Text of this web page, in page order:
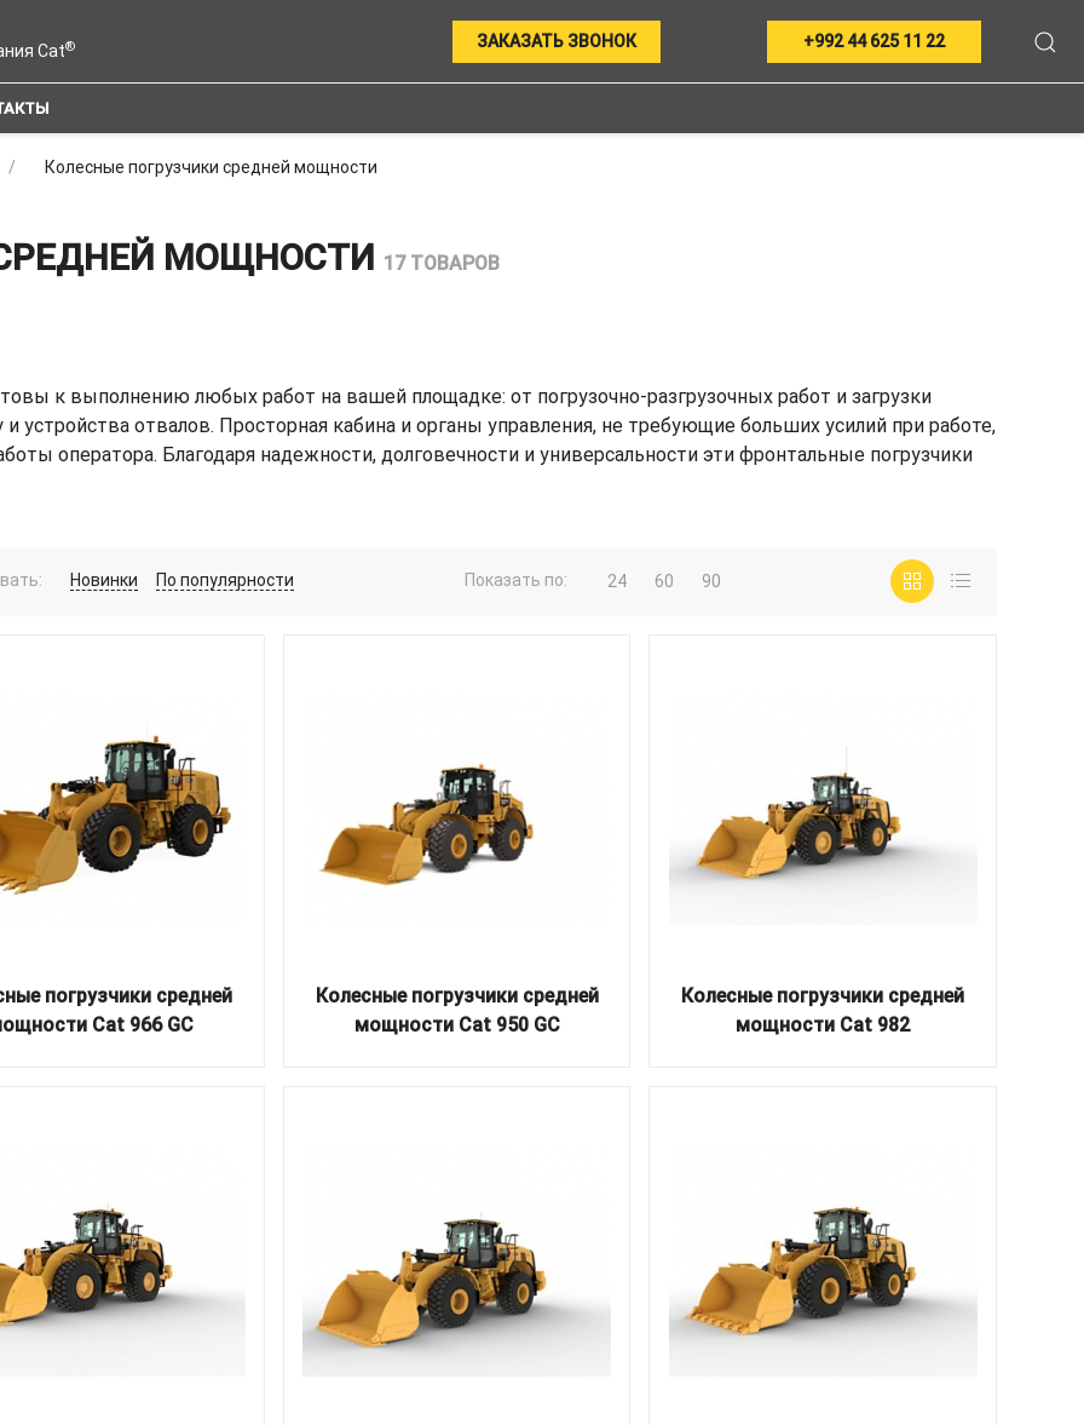
Cat® ЗАКАЗАТЬ ЗВОНОК +992 44 625 11 22
Колесные погрузчики средней мощности
МОЩНОСТИ 17 ТОВАРОВ
к выполнению любых работ на вашей площадке: от погрузочно-разгрузочных работ и загрузки
устройства отвалов. Просторная кабина и органы управления, не требующие больших усилий при работе,
оператора. Благодаря надежности, долговечности и универсальности эти фронтальные погрузчики
Новинки По популярности Показать по: 24 60 90
погрузчики средней
Cat 966 GC
Колесные погрузчики средней
мощности Cat 950 GC
Колесные погрузчики средней
мощности Cat 982